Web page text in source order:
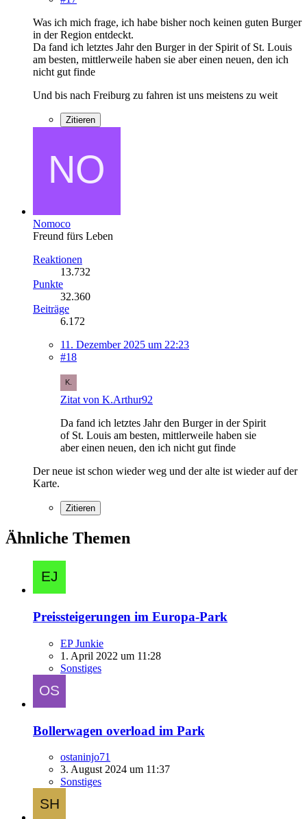
Was ich mich frage, ich habe bisher noch keinen guten Burger
in der Region entdeckt.
Da fand ich letztes Jahr den Burger in der Spirit of St. Louis
am besten, mittlerweile haben sie aber einen neuen, den ich
nicht gut finde
Und bis nach Freiburg zu fahren ist uns meistens zu weit
Zitieren
Nomoco
Freund fürs Leben
Reaktionen
13.732
Punkte
32.360
Beiträge
6.172
11. Dezember 2025 um 22:23
#18
Zitat von K.Arthur92
Da fand ich letztes Jahr den Burger in der Spirit
of St. Louis am besten, mittlerweile haben sie
aber einen neuen, den ich nicht gut finde
Der neue ist schon wieder weg und der alte ist wieder auf der
Karte.
Zitieren
Ähnliche Themen
Preissteigerungen im Europa-Park
EP Junkie
1. April 2022 um 11:28
Sonstiges
Bollerwagen overload im Park
ostaninjo71
3. August 2024 um 11:37
Sonstiges